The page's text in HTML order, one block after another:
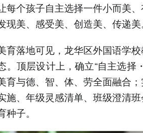
每个孩子自主选择一件小而美
现美、感受美、创造美、传递美
育落地可见，龙华区外国语学
。顶层设计上，确立“自主选择
育与德、智、体、劳全面融合
施、年级灵感清单、班级澄清
种子。